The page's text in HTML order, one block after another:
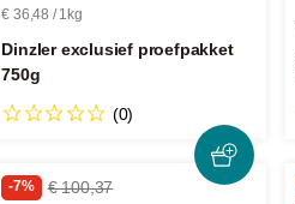
€ 36,48 / 1kg
Dinzler exclusief proefpakket
750g
(0)
-7% € 100,37